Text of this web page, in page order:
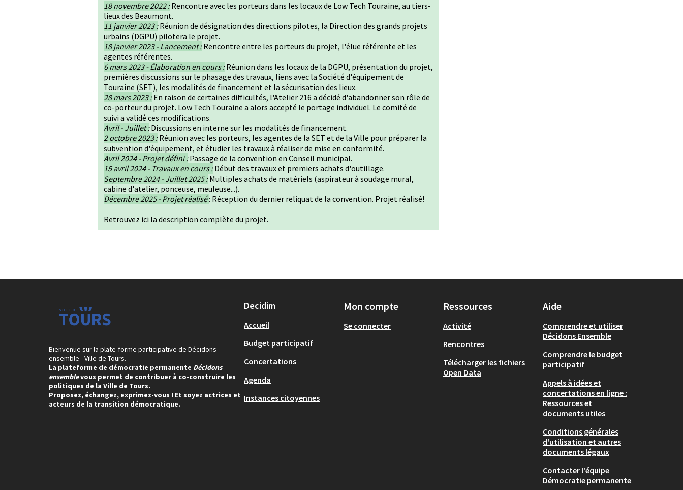
18 novembre 2022 :Rencontre avec les porteurs dans les locaux de Low Tech Touraine, au tiers-
lieux des Beaumont.
11 janvier 2023 :Réunion de désignation des directions pilotes, la Direction des grands projets
urbains (DGPU) pilotera le projet.
18 janvier 2023 - Lancement :Rencontre entre les porteurs du projet, l'élue référente et les
agentes référentes.
6 mars 2023 - Élaboration en cours :Réunion dans les locaux de la DGPU, présentation du projet,
premières discussions sur le phasage des travaux, liens avec la Société d'équipement de
Touraine (SET), les modalités de financement et la sécurisation des lieux.
28 mars 2023 :En raison de certaines difficultés, l'Atelier 216 a décidé d'abandonner son rôle de
co-porteur du projet. Low Tech Touraine a alors accepté le portage individuel. Le comité de
suivi a validé ces modifications.
Avril - Juillet :Discussions en interne sur les modalités de financement.
2 octobre 2023 :Réunion avec les porteurs, les agentes de la SET et de la Ville pour préparer la
subvention d'équipement, et étudier les travaux à réaliser de mise en conformité.
Avril 2024 - Projet défini :Passage de la convention en Conseil municipal.
15 avril 2024 - Travaux en cours :Début des travaux et premiers achats d'outillage.
Septembre 2024 - Juillet 2025 :Multiples achats de matériels (aspirateur à soudage mural,
cabine d'atelier, ponceuse, meuleuse...).
Décembre 2025 - Projet réalisé: Réception du dernier reliquat de la convention. Projet réalisé!
Retrouvez ici la description complète du projet.
Bienvenue sur la plate-forme participative de Décidons
ensemble - Ville de Tours.
La plateforme de démocratie permanente Décidons
ensemblevous permet de contribuer à co-construire les
politiques de la Ville de Tours.
Proposez, échangez, exprimez-vous ! Et soyez actrices et
acteurs de la transition démocratique.
Decidim
Accueil
Budget participatif
Concertations
Agenda
Instances citoyennes
Mon compte
Se connecter
Ressources
Activité
Rencontres
Télécharger les fichiers
Open Data
Aide
Comprendre et utiliser
Décidons Ensemble
Comprendre le budget
participatif
Appels à idées et
concertations en ligne :
Ressources et
documents utiles
Conditions générales
d'utilisation et autres
documents légaux
Contacter l'équipe
Démocratie permanente